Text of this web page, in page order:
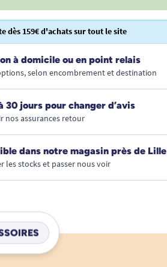
dès 159€ d'achats sur tout le site
à domicile ou en point relais
selon encombrement et destination
30 jours pour changer d’avis
nos assurances retour
dans notre magasin près de Lille
les stocks et passer nous voir